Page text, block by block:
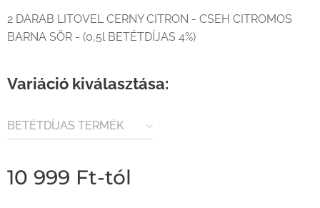
2 DARAB LITOVEL CERNY CITRON - CSEH CITROMOS
BARNA SÖR - (0,5l BETÉTDÍJAS 4%)
Variáció kiválasztása:
BETÉTDÍJAS TERMÉK
10 999 Ft-tól